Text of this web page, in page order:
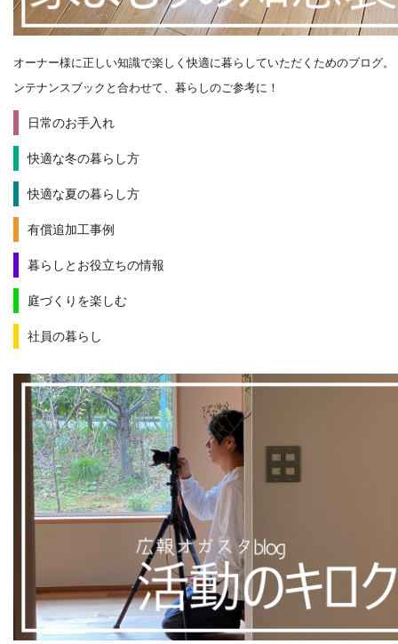
オーナー様に正しい知識で楽しく快適に暮らしていただくためのブログ。
ンテナンスブックと合わせて、暮らしのご参考に！
日常のお手入れ
快適な冬の暮らし方
快適な夏の暮らし方
有償追加工事例
暮らしとお役立ちの情報
庭づくりを楽しむ
社員の暮らし